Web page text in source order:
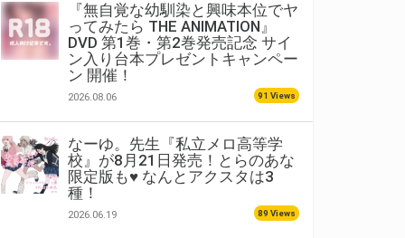
『無自覚な幼馴染と興味本位でヤ
ってみたら THE ANIMATION』
DVD 第1巻・第2巻発売記念 サイ
ン入り台本プレゼントキャンペー
ン 開催！
2026.08.06 91 Views
なーゆ。先生『私立メロ高等学
校』が8月21日発売！とらのあな
限定版も♥ なんとアクスタは3
種！
2026.06.19 89 Views